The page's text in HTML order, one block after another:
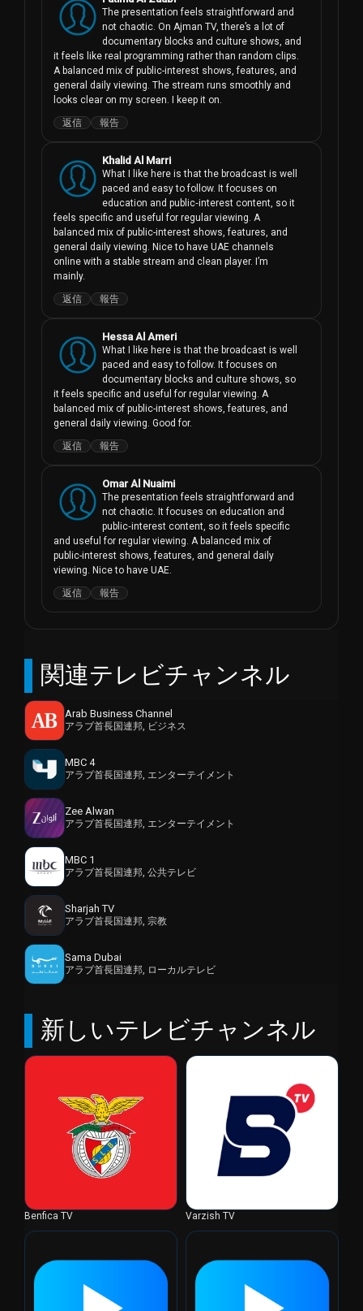
関連テレビチャンネル
Arab Business Channel
アラブ首長国連邦, ビジネス
MBC 4
アラブ首長国連邦, エンターテイメント
Zee Alwan
アラブ首長国連邦, エンターテイメント
MBC 1
アラブ首長国連邦, 公共テレビ
Sharjah TV
アラブ首長国連邦, 宗教
Sama Dubai
アラブ首長国連邦, ローカルテレビ
新しいテレビチャンネル
Benfica TV Varzish TV
The presentation feels straightforward and
not chaotic. On Ajman TV, there’s a lot of
documentary blocks and culture shows, and
it feels like real programming rather than random clips.
A balanced mix of public-interest shows, features, and
general daily viewing. The stream runs smoothly and
looks clear on my screen. I keep it on.
返信
報告
Khalid Al Marri
What I like here is that the broadcast is well
paced and easy to follow. It focuses on
education and public‑interest content, so it
feels specific and useful for regular viewing. A
balanced mix of public-interest shows, features, and
general daily viewing. Nice to have UAE channels
online with a stable stream and clean player. I’m
mainly.
返信
報告
Hessa Al Ameri
What I like here is that the broadcast is well
paced and easy to follow. It focuses on
documentary blocks and culture shows, so
it feels specific and useful for regular viewing. A
balanced mix of public-interest shows, features, and
general daily viewing. Good for.
返信
報告
Omar Al Nuaimi
The presentation feels straightforward and
not chaotic. It focuses on education and
public‑interest content, so it feels specific
and useful for regular viewing. A balanced mix of
public-interest shows, features, and general daily
viewing. Nice to have UAE.
返信
報告